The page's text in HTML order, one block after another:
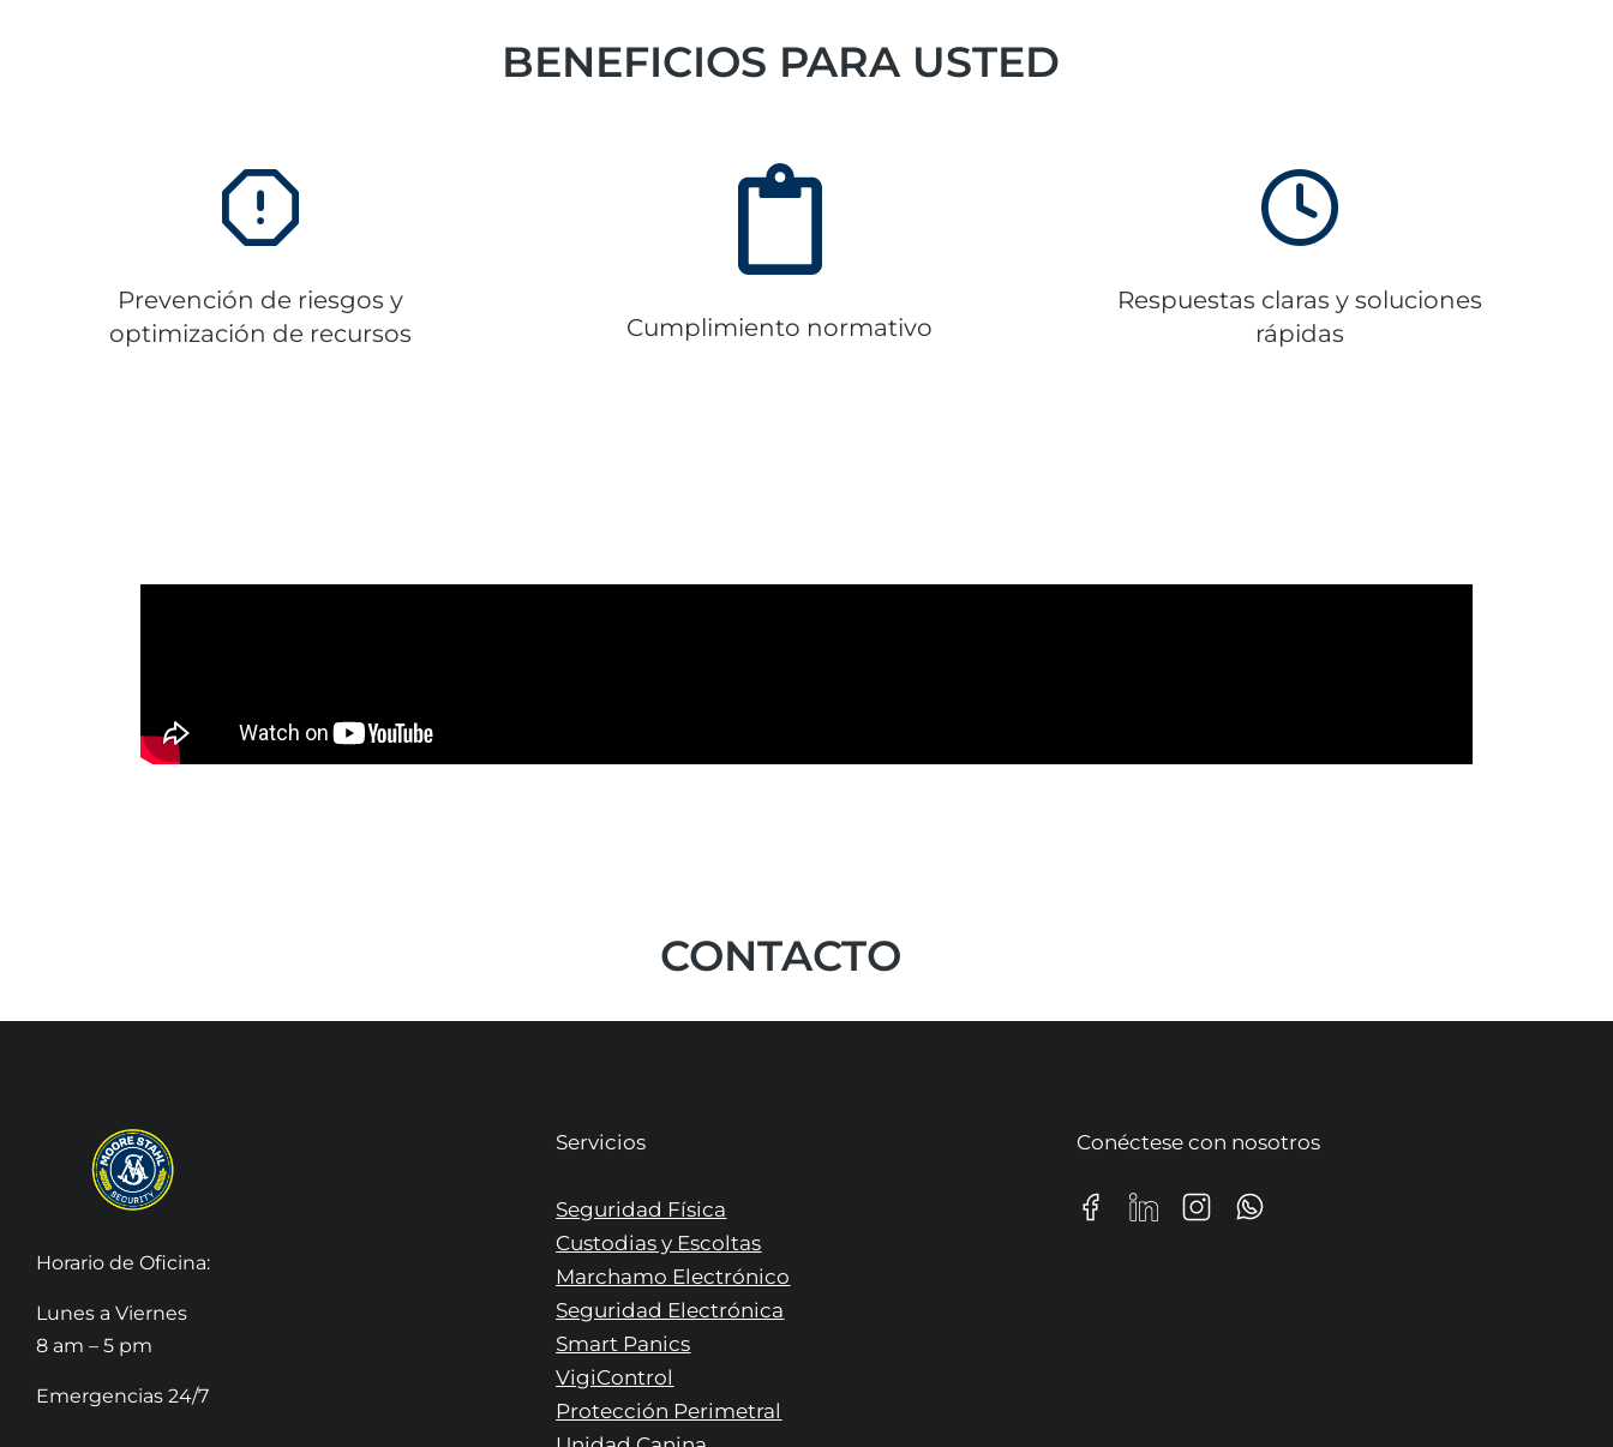
BENEFICIOS PARA USTED
Prevención de riesgos y
optimización de recursos
Cumplimiento normativo
Respuestas claras y soluciones
rápidas
CONTACTO
Horario de Oficina:
Lunes a Viernes
8 am – 5 pm
Emergencias 24/7
Servicios
Seguridad Física
Custodias y Escoltas
Marchamo Electrónico
Seguridad Electrónica
Smart Panics
VigiControl
Protección Perimetral
Conéctese con nosotros